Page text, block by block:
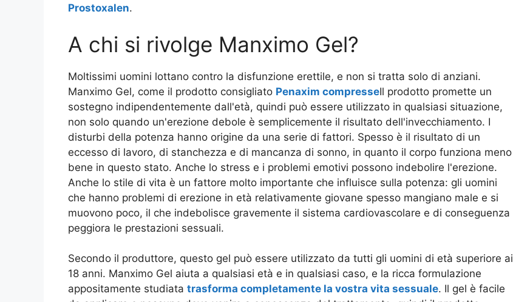
Prostoxalen.
A chi si rivolge Manximo Gel?
Moltissimi uomini lottano contro la disfunzione erettile, e non si tratta solo di anziani.
Manximo Gel, come il prodotto consigliato Penaxim compresseIl prodotto promette un
sostegno indipendentemente dall'età, quindi può essere utilizzato in qualsiasi situazione,
non solo quando un'erezione debole è semplicemente il risultato dell'invecchiamento. I
disturbi della potenza hanno origine da una serie di fattori. Spesso è il risultato di un
eccesso di lavoro, di stanchezza e di mancanza di sonno, in quanto il corpo funziona meno
bene in questo stato. Anche lo stress e i problemi emotivi possono indebolire l'erezione.
Anche lo stile di vita è un fattore molto importante che influisce sulla potenza: gli uomini
che hanno problemi di erezione in età relativamente giovane spesso mangiano male e si
muovono poco, il che indebolisce gravemente il sistema cardiovascolare e di conseguenza
peggiora le prestazioni sessuali.
Secondo il produttore, questo gel può essere utilizzato da tutti gli uomini di età superiore ai
18 anni. Manximo Gel aiuta a qualsiasi età e in qualsiasi caso, e la ricca formulazione
appositamente studiata trasforma completamente la vostra vita sessuale. Il gel è facile